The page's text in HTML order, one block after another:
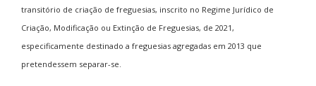
transitório de criação de freguesias, inscrito no Regime Jurídico de
Criação, Modificação ou Extinção de Freguesias, de 2021,
especificamente destinado a freguesias agregadas em 2013 que
pretendessem separar-se.